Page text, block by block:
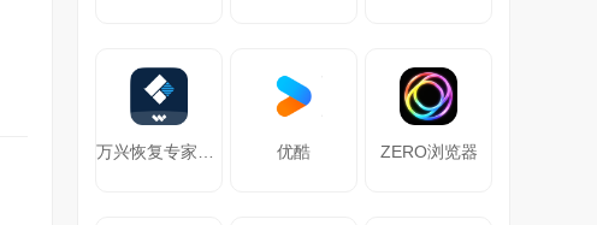
优酷 ZERO浏览器